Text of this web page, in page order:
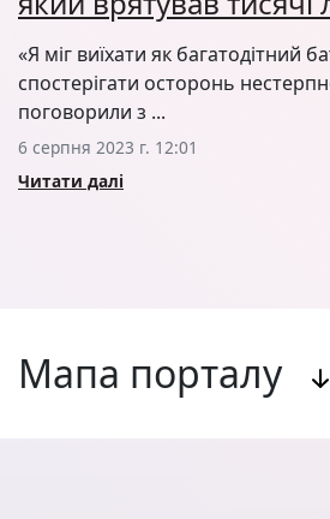
«Я міг виїхати як багатодітний
спостерігати осторонь
поговорили з ...
6 серпня 2023 г. 12:01
Читати далі
Мапа порталу